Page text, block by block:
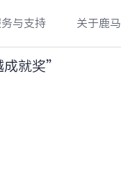
务与支持 关于鹿马
就奖”